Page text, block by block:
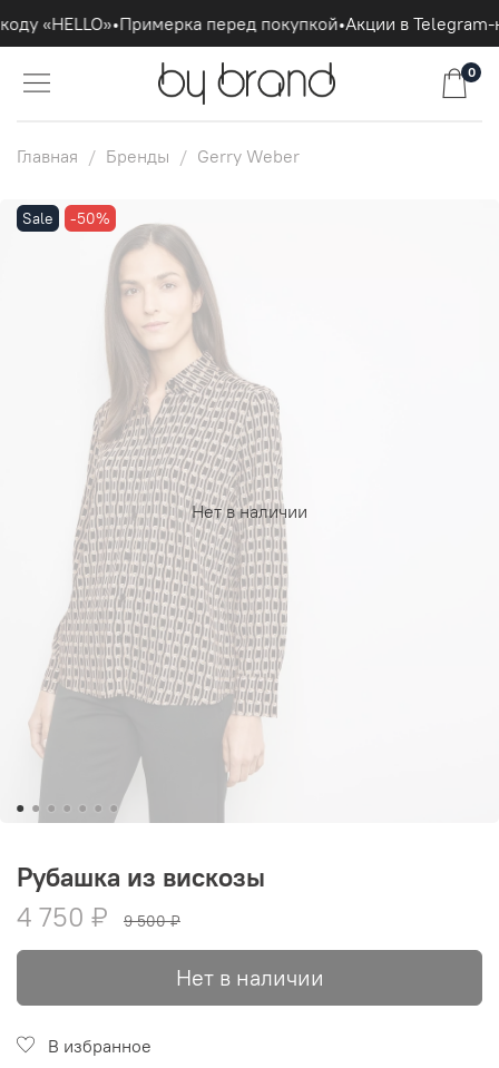
«HELLO»•Примерка перед покупкой•Акции в Telegram-
0
Главная Бренды Gerry Weber
Нет в наличии
Sale -50%
Рубашка из вискозы
4 750 ₽
9 500 ₽
Нет в наличии
В избранное